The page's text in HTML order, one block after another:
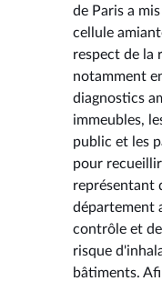
de Paris a
cellule
respect de la
notamment
diagnostics
immeubles,
public et les
pour
représentant
département
contrôle et
risque
bâtiments.